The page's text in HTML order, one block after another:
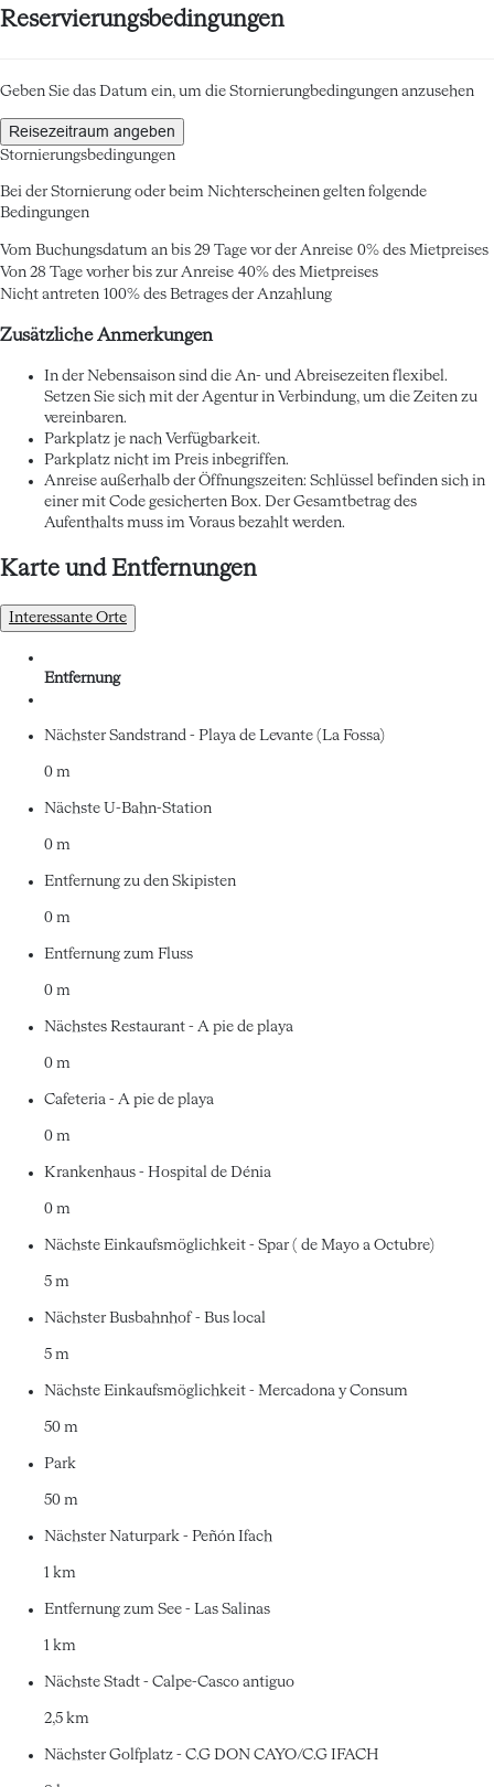
Reservierungsbedingungen
Geben Sie das Datum ein, um die Stornierungbedingungen anzusehen
Reisezeitraum angeben
Stornierungsbedingungen
Bei der Stornierung oder beim Nichterscheinen gelten folgende
Bedingungen
Vom Buchungsdatum an bis 29 Tage vor der Anreise 0% des Mietpreises
Von 28 Tage vorher bis zur Anreise 40% des Mietpreises
Nicht antreten 100% des Betrages der Anzahlung
Zusätzliche Anmerkungen
In der Nebensaison sind die An- und Abreisezeiten flexibel.
Setzen Sie sich mit der Agentur in Verbindung, um die Zeiten zu
vereinbaren.
Parkplatz je nach Verfügbarkeit.
Parkplatz nicht im Preis inbegriffen.
Anreise außerhalb der Öffnungszeiten: Schlüssel befinden sich in
einer mit Code gesicherten Box. Der Gesamtbetrag des
Aufenthalts muss im Voraus bezahlt werden.
Karte und Entfernungen
Interessante Orte
Entfernung
Nächster Sandstrand - Playa de Levante (La Fossa)
0 m
Nächste U-Bahn-Station
0 m
Entfernung zu den Skipisten
0 m
Entfernung zum Fluss
0 m
Nächstes Restaurant - A pie de playa
0 m
Cafeteria - A pie de playa
0 m
Krankenhaus - Hospital de Dénia
0 m
Nächste Einkaufsmöglichkeit - Spar ( de Mayo a Octubre)
5 m
Nächster Busbahnhof - Bus local
5 m
Nächste Einkaufsmöglichkeit - Mercadona y Consum
50 m
Park
50 m
Nächster Naturpark - Peñón Ifach
1 km
Entfernung zum See - Las Salinas
1 km
Nächste Stadt - Calpe-Casco antiguo
2,5 km
Nächster Golfplatz - C.G DON CAYO/C.G IFACH